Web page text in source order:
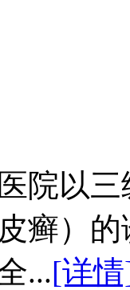
院以
癣）
...[详